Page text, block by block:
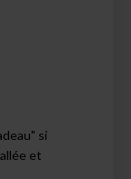
si
et